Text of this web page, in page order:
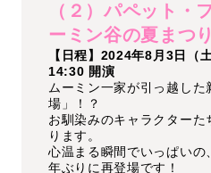
（２）パペット・
ーミン谷の夏まつり
【日程】2024年8月3日（
14:30 開演
ムーミン一家が引っ越した
場」！？
お馴染みのキャラクターた
ります。
心温まる瞬間でいっぱい
年ぶりに再登場です！